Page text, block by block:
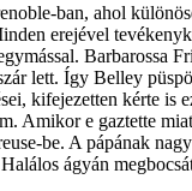
ban, ahol
erejével
Barbarossa
lett. Így Belley
kifejezetten kérte is
Amikor e gaztette
be. A pápának
ágyán